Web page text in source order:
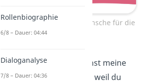
Liebevolle Geburtstagswünsche für die
Mit jedem Jahr wächst meine
Liebezu dir — nicht weil du
Rollenbiographie
6/8 – Dauer: 04:44
Dialoganalyse
7/8 – Dauer: 04:36